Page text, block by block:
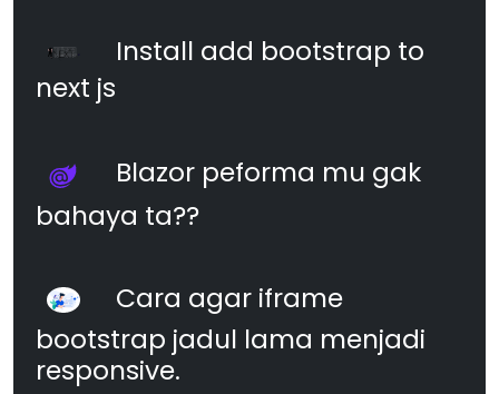
Install add bootstrap to
next js
Blazor peforma mu gak
bahaya ta??
Cara agar iframe
bootstrap jadul lama menjadi
responsive.